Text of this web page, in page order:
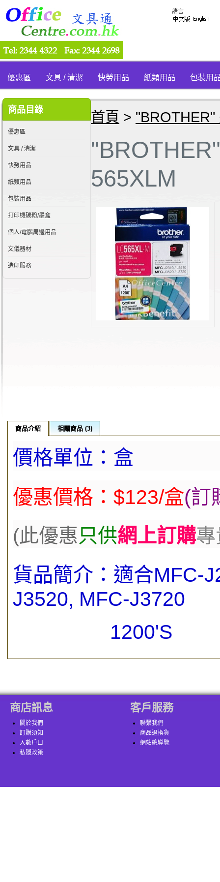
語言
優惠區 文具 / 清潔 快勞用品 紙類用品 包裝用
商品目錄
優惠區
文具 / 清潔
快勞用品
紙類用品
包裝用品
打印機碳粉/墨盒
個人/電腦周邊用品
文儀器材
造印服務
首頁 >
565XLM
商品介紹 相關商品 (3)
價格單位：盒
優惠價格：$123/盒(訂
(此優惠 只供網上訂購專
貨品簡介： 適合MFC-
J3520, MFC-J3720
1200'S
商店訊息
關於我們
訂購須知
入數戶口
私隱政策
客戶服務
聯繫我們
商品退換貨
網站總導覽